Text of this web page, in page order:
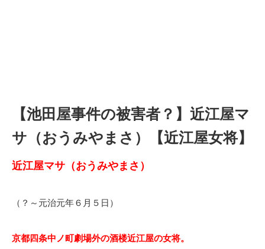
【池田屋事件の被害者？】近江屋マ
サ（おうみやまさ）【近江屋女将】
近江屋マサ（おうみやまさ）
（？～元治元年６月５日）
京都四条中ノ町劇場外の酒楼近江屋の女将。